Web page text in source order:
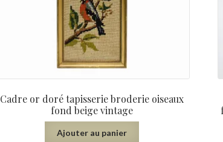
Cadre or doré tapisserie broderie oiseaux
fond beige vintage
Ajouter au panier